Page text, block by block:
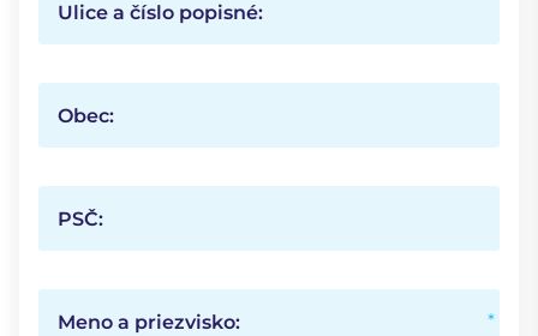
Ulice a číslo popisné:
Obec:
PSČ:
Meno a priezvisko: